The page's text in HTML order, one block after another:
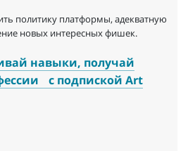
политику платформы, адекватную
новых интересных фишек.
навыки, получай
с подпиской Art